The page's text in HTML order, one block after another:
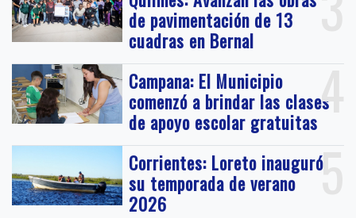
de pavimentación de 13
cuadras en Bernal
4
Campana: El Municipio
comenzó a brindar las clases
de apoyo escolar gratuitas
5
Corrientes: Loreto inauguró
su temporada de verano
2026